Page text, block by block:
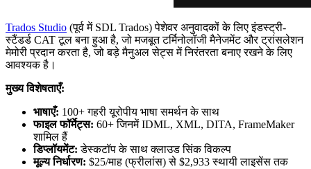
Trados Studio (पूर्व में SDL Trados) पेशेवर अनुवादकों के लिए इंडस्ट्री-
स्टैंडर्ड CAT टूल बना हुआ है, जो मजबूत टर्मिनोलॉजी मैनेजमेंट और ट्रांसलेशन
मेमोरी प्रदान करता है, जो बड़े मैनुअल सेट्स में निरंतरता बनाए रखने के लिए
आवश्यक है।
मुख्य विशेषताएँ:
भाषाएँ: 100+ गहरी यूरोपीय भाषा समर्थन के साथ
फाइल फॉर्मेट्स: 60+ जिनमें IDML, XML, DITA, FrameMaker
शामिल हैं
डिप्लॉयमेंट: डेस्कटॉप के साथ क्लाउड सिंक विकल्प
मूल्य निर्धारण: $25/माह (फ्रीलांस) से $2,933 स्थायी लाइसेंस तक